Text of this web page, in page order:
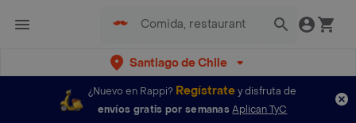
Santiago de Chile
¿Nuevo en Rappi? Regístratey disfruta de
envíos gratis por semanas Aplican TyC